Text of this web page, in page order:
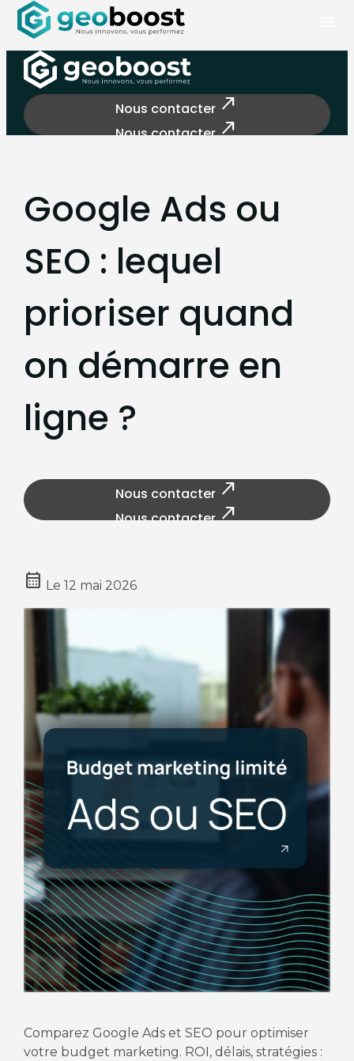
Nous contacter north_east
Nous contacternorth_east
Google Ads ou
SEO : lequel
prioriser quand
on démarre en
ligne ?
Nous contacter north_east
Nous contacternorth_east
calendar_month Le 12 mai 2026
Comparez Google Ads et SEO pour optimiser
votre budget marketing. ROI, délais, stratégies :
Panneau de gestion des cookies